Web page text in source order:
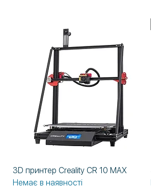
3D принтер Creality CR 10 MAX
Немає в наявності